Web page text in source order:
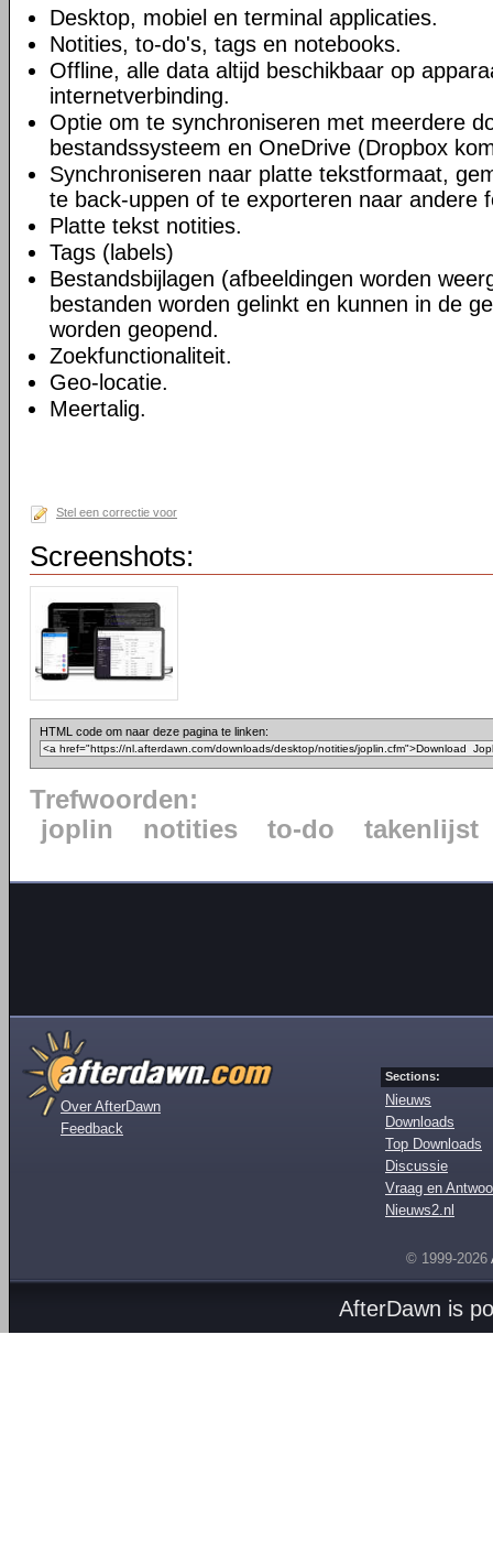
Desktop, mobiel en terminal applicaties.
Notities, to-do's, tags en notebooks.
Offline, alle data altijd beschikbaar op
internetverbinding.
Optie om te synchroniseren met meerdere
bestandssysteem en OneDrive (Dropbox
Synchroniseren naar platte tekstformaat,
te back-uppen of te exporteren naar andere
Platte tekst notities.
Tags (labels)
Bestandsbijlagen (afbeeldingen worden
bestanden worden gelinkt en kunnen in de
worden geopend.
Zoekfunctionaliteit.
Geo-locatie.
Meertalig.
Stel een correctie voor
Screenshots:
HTML code om naar deze pagina te linken:
Trefwoorden:
joplin
notities to-do takenlijst
Over AfterDawn
Feedback
Sections:
Nieuws
Downloads
Top Downloads
Discussie
Vraag en
Nieuws2.nl
© 1999-2026
AfterDawn is